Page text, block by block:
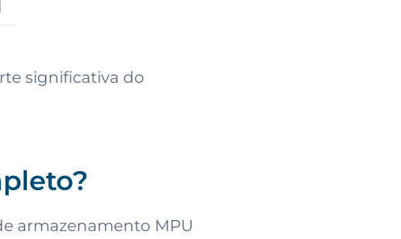
significativa do
armazenamento MPU